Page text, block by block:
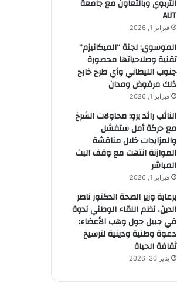
التربوي وبالتعاون مع جامعة
AUT
فبراير 1, 2026
الموسوي: لجنة “الميكانيزم”
تقنية وصلاحياتها محصورة
جنوب الليطاني وأي طرح خارج
ذلك مرفوض ومدان
فبراير 1, 2026
النائب رائد برو: محاولات الشرخ
مع حركة أمل ستفشل
والمزايدات خلال مناقشة
الموازنة انتهت مع وقف البث
المباشر
فبراير 1, 2026
برعاية وزير الصحة الدكتور ناصر
الدين، نظم اللقاء الوطني ندوة
في جبيل حول وهب الأعضاء:
دعوة وطنية ودينية لترسيخ
ثقافة الحياة
يناير 30, 2026